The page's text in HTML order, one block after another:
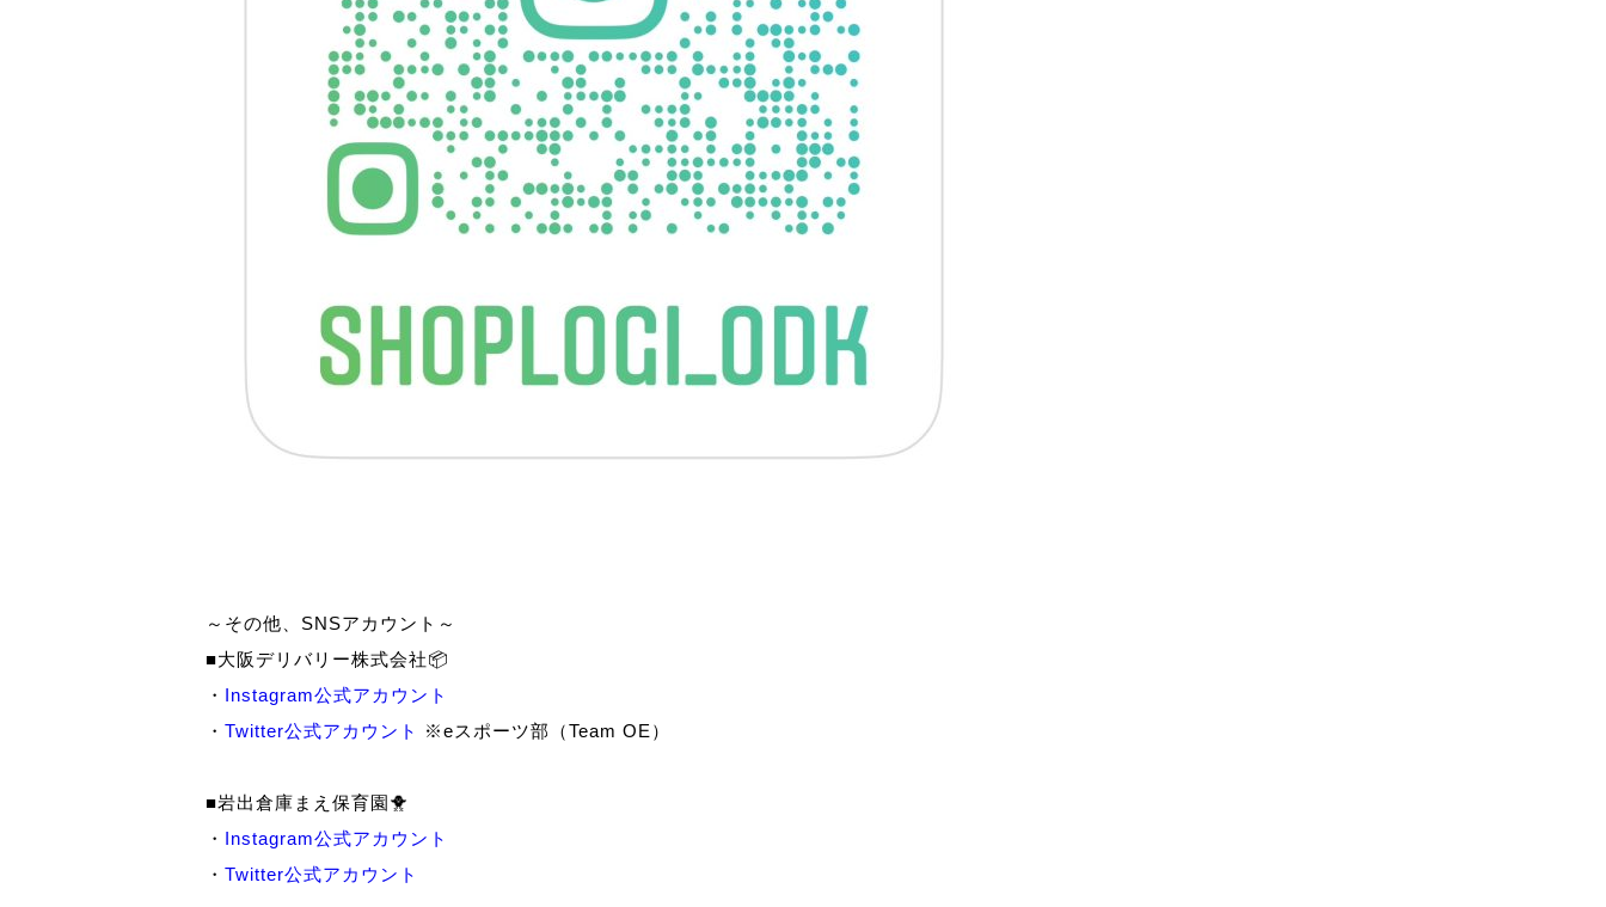
～その他、SNSアカウント～
■大阪デリバリー株式会社📦
・ Instagram公式アカウント
・ Twitter公式アカウント ※eスポーツ部（Team OE）
■岩出倉庫まえ保育園🐥
・ Instagram公式アカウント
・ Twitter公式アカウント